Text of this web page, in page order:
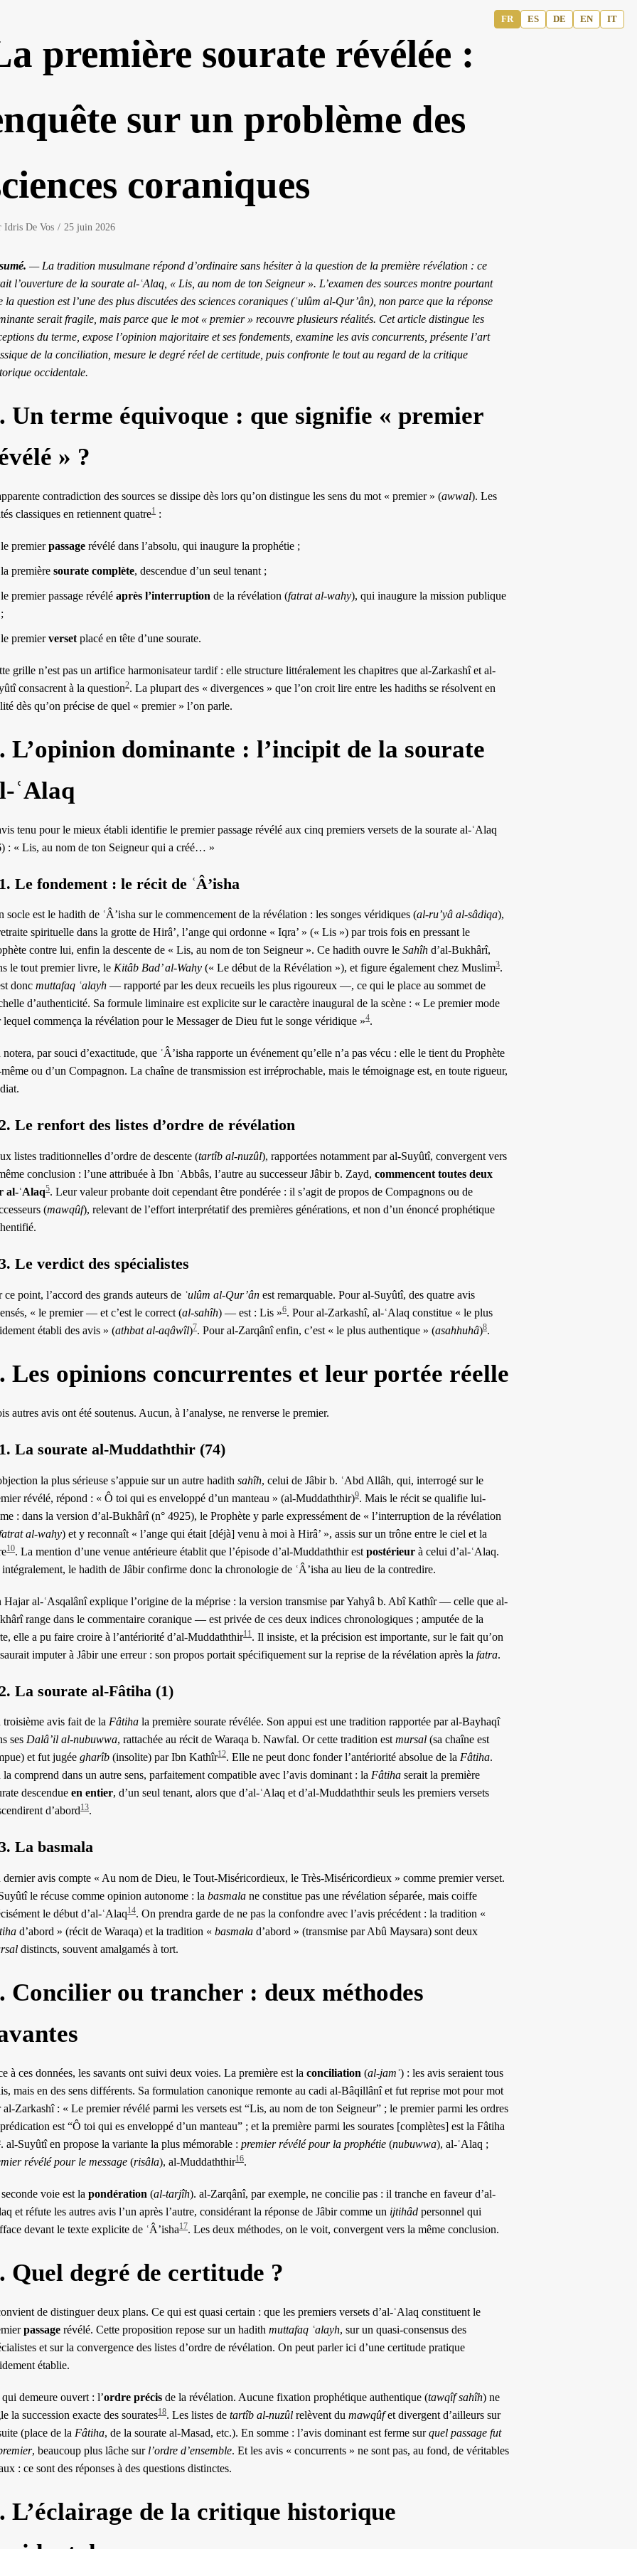
première sourate révélée :
sur un problème des
coraniques
Idris De Vos 25 juin 2026
— La tradition musulmane répond d’ordinaire sans hésiter à la question de la première révélation : ce
l’ouverture de la sourate al-ʿAlaq, « Lis, au nom de ton Seigneur ». L’examen des sources montre pourtant
la question est l’une des plus discutées des sciences coraniques (ʿulûm al-Qur’ân), non parce que la réponse
serait fragile, mais parce que le mot « premier » recouvre plusieurs réalités. Cet article distingue les
du terme, expose l’opinion majoritaire et ses fondements, examine les avis concurrents, présente l’art
de la conciliation, mesure le degré réel de certitude, puis confronte le tout au regard de la critique
occidentale.
Un terme équivoque : que signifie « premier
» ?
contradiction des sources se dissipe dès lors qu’on distingue les sens du mot « premier » (awwal). Les
classiques en retiennent quatre1 :
le premierpassage révélé dans l’absolu, qui inaugure la prophétie ;
la premièresourate complète, descendue d’un seul tenant ;
le premier passage révéléaprès l’interruption de la révélation (fatrat al-wahy), qui inaugure la mission publique
;
le premierverset placé en tête d’une sourate.
grille n’est pas un artifice harmonisateur tardif : elle structure littéralement les chapitres que al-Zarkashî et al-
consacrent à la question2. La plupart des « divergences » que l’on croit lire entre les hadiths se résolvent en
dès qu’on précise de quel « premier » l’on parle.
L’opinion dominante : l’incipit de la sourate
ʿAlaq
tenu pour le mieux établi identifie le premier passage révélé aux cinq premiers versets de la sourate al-ʿAlaq
: « Lis, au nom de ton Seigneur qui a créé… »
Le fondement : le récit de ʿÂ’isha
socle est le hadith de ʿÂ’isha sur le commencement de la révélation : les songes véridiques (al-ru’yâ al-sâdiqa),
spirituelle dans la grotte de Hirâ’, l’ange qui ordonne « Iqra’ » (« Lis ») par trois fois en pressant le
contre lui, enfin la descente de « Lis, au nom de ton Seigneur ». Ce hadith ouvre leSahîh d’al-Bukhârî,
le tout premier livre, le Kitâb Bad’ al-Wahy (« Le début de la Révélation »), et figure également chez Muslim3.
doncmuttafaq ʿalayh — rapporté par les deux recueils les plus rigoureux —, ce qui le place au sommet de
d’authenticité. Sa formule liminaire est explicite sur le caractère inaugural de la scène : « Le premier mode
lequel commença la révélation pour le Messager de Dieu fut le songe véridique »4.
notera, par souci d’exactitude, que ʿÂ’isha rapporte un événement qu’elle n’a pas vécu : elle le tient du Prophète
ou d’un Compagnon. La chaîne de transmission est irréprochable, mais le témoignage est, en toute rigueur,
Le renfort des listes d’ordre de révélation
listes traditionnelles d’ordre de descente (tartîb al-nuzûl), rapportées notamment par al-Suyûtî, convergent vers
conclusion : l’une attribuée à Ibn ʿAbbâs, l’autre au successeur Jâbir b. Zayd,commencent toutes deux
al-ʿAlaq5. Leur valeur probante doit cependant être pondérée : il s’agit de propos de Compagnons ou de
(mawqûf), relevant de l’effort interprétatif des premières générations, et non d’un énoncé prophétique
Le verdict des spécialistes
ce point, l’accord des grands auteurs de ʿulûm al-Qur’ân est remarquable. Pour al-Suyûtî, des quatre avis
« le premier — et c’est le correct (al-sahîh) — est : Lis »6. Pour al-Zarkashî, al-ʿAlaq constitue « le plus
établi des avis » (athbat al-aqâwîl)7. Pour al-Zarqânî enfin, c’est « le plus authentique » (asahhuhâ)8.
Les opinions concurrentes et leur portée réelle
autres avis ont été soutenus. Aucun, à l’analyse, ne renverse le premier.
La sourate al-Muddaththir (74)
la plus sérieuse s’appuie sur un autre hadithsahîh, celui de Jâbir b. ʿAbd Allâh, qui, interrogé sur le
révélé, répond : « Ô toi qui es enveloppé d’un manteau » (al-Muddaththir)9. Mais le récit se qualifie lui-
: dans la version d’al-Bukhârî (n° 4925), le Prophète y parle expressément de « l’interruption de la révélation
al-wahy) et y reconnaît « l’ange qui était [déjà] venu à moi à Hirâ’ », assis sur un trône entre le ciel et la
10. La mention d’une venue antérieure établit que l’épisode d’al-Muddaththir estpostérieur à celui d’al-ʿAlaq.
le hadith de Jâbir confirme donc la chronologie de ʿÂ’isha au lieu de la contredire.
Hajar al-ʿAsqalânî explique l’origine de la méprise : la version transmise par Yahyâ b. Abî Kathîr — celle que al-
range dans le commentaire coranique — est privée de ces deux indices chronologiques ; amputée de la
elle a pu faire croire à l’antériorité d’al-Muddaththir11 . Il insiste, et la précision est importante, sur le fait qu’on
imputer à Jâbir une erreur : son propos portait spécifiquement sur la reprise de la révélation après lafatra.
La sourate al-Fâtiha (1)
troisième avis fait de la Fâtiha la première sourate révélée. Son appui est une tradition rapportée par al-Bayhaqî
ses Dalâ’il al-nubuwwa, rattachée au récit de Waraqa b. Nawfal. Or cette tradition estmursal (sa chaîne est
et fut jugéegharîb (insolite) par Ibn Kathîr12. Elle ne peut donc fonder l’antériorité absolue de la Fâtiha.
la comprend dans un autre sens, parfaitement compatible avec l’avis dominant : la Fâtiha serait la première
descendueen entier, d’un seul tenant, alors que d’al-ʿAlaq et d’al-Muddaththir seuls les premiers versets
d’abord13.
La basmala
dernier avis compte « Au nom de Dieu, le Tout-Miséricordieux, le Très-Miséricordieux » comme premier verset.
le récuse comme opinion autonome : labasmala ne constitue pas une révélation séparée, mais coiffe
le début d’al-ʿAlaq14. On prendra garde de ne pas la confondre avec l’avis précédent : la tradition «
d’abord » (récit de Waraqa) et la tradition «basmala d’abord » (transmise par Abû Maysara) sont deux
distincts, souvent amalgamés à tort.
Concilier ou trancher : deux méthodes
à ces données, les savants ont suivi deux voies. La première est laconciliation (al-jamʿ) : les avis seraient tous
mais en des sens différents. Sa formulation canonique remonte au cadi al-Bâqillânî et fut reprise mot pour mot
al-Zarkashî : « Le premier révélé parmi les versets est “Lis, au nom de ton Seigneur” ; le premier parmi les ordres
est “Ô toi qui es enveloppé d’un manteau” ; et la première parmi les sourates [complètes] est la Fâtiha
. al-Suyûtî en propose la variante la plus mémorable :premier révélé pour la prophétie (nubuwwa), al-ʿAlaq ;
révélé pour le message (risâla), al-Muddaththir16.
voie est lapondération (al-tarjîh). al-Zarqânî, par exemple, ne concilie pas : il tranche en faveur d’al-
et réfute les autres avis l’un après l’autre, considérant la réponse de Jâbir comme un ijtihâd personnel qui
devant le texte explicite de ʿÂ’isha17. Les deux méthodes, on le voit, convergent vers la même conclusion.
Quel degré de certitude ?
de distinguer deux plans. Ce qui est quasi certain : que les premiers versets d’al-ʿAlaq constituent le
passage révélé. Cette proposition repose sur un hadithmuttafaq ʿalayh, sur un quasi-consensus des
et sur la convergence des listes d’ordre de révélation. On peut parler ici d’une certitude pratique
établie.
demeure ouvert : l’ordre précis de la révélation. Aucune fixation prophétique authentique (tawqîf sahîh) ne
la succession exacte des sourates18. Les listes detartîb al-nuzûl relèvent dumawqûfet divergent d’ailleurs sur
(place de la Fâtiha, de la sourate al-Masad, etc.). En somme : l’avis dominant est ferme surquel passage fut
, beaucoup plus lâche sur l’ordre d’ensemble. Et les avis « concurrents » ne sont pas, au fond, de véritables
: ce sont des réponses à des questions distinctes.
L’éclairage de la critique historique
FR ES DE EN IT